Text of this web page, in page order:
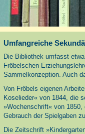
Umfangreiche
Die Bibliothek umfasst
Fröbelschen
Sammelkonzeption. Auch
Von Fröbels eigenen
Koselieder« von 1844, die
»Wochenschrift« von
Gebrauch der Spielgaben
Die Zeitschrift